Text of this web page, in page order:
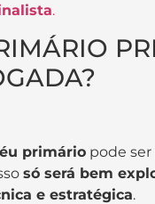
.
primário pode
só será bem
e estratégica.